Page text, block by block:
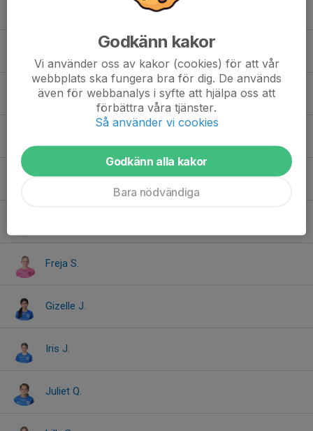
Emma A.
Filippa S.
Freja S.
Gizelle J.
Iris J.
Juliet Q.
Godkänn kakor
Vi använder oss av kakor (cookies) för att vår
webbplats ska fungera bra för dig. De används
även för webbanalys i syfte att hjälpa oss att
förbättra våra tjänster.
Så använder vi cookies
Godkänn alla kakor
Bara nödvändiga